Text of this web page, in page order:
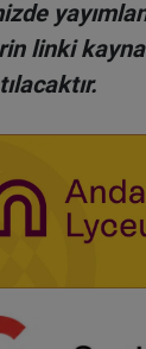
linki